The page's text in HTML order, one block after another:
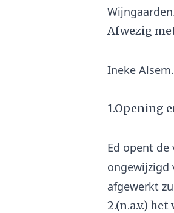
Afwezig
1.Opening
Ed opent
ongewijzigd
2.(n.a.v.)